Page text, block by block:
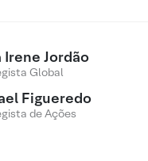
Irene Jordão
Global
Figueredo
de Ações